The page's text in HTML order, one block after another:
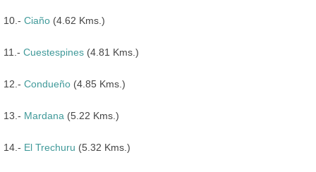
10.- Ciaño (4.62 Kms.)
11.- Cuestespines (4.81 Kms.)
12.- Condueño (4.85 Kms.)
13.- Mardana (5.22 Kms.)
14.- El Trechuru (5.32 Kms.)